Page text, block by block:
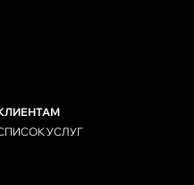
УСЛУГ